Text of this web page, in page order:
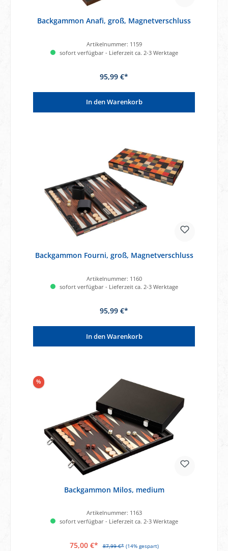
Backgammon Anafi, groß, Magnetverschluss
Artikelnummer: 1159
sofort verfügbar - Lieferzeit ca. 2-3 Werktage
95,99 €*
In den Warenkorb
Backgammon Fourni, groß, Magnetverschluss
Artikelnummer: 1160
sofort verfügbar - Lieferzeit ca. 2-3 Werktage
95,99 €*
In den Warenkorb
%
Backgammon Milos, medium
Artikelnummer: 1163
sofort verfügbar - Lieferzeit ca. 2-3 Werktage
75,00 €* 87,99 €* (14% gespart)